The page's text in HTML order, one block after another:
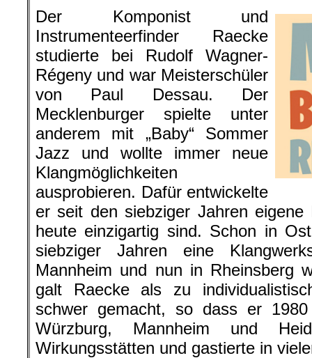
Der Komponist und
Instrumenteerfinder Raecke
studierte bei Rudolf Wagner-
Régeny und war Meisterschüler
von Paul Dessau. Der
Mecklenburger spielte unter
anderem mit „Baby“ Sommer
Jazz und wollte immer neue
Klangmöglichkeiten
ausprobieren. Dafür entwickelte
er seit den siebziger Jahren eigene
heute einzigartig sind. Schon in
siebziger Jahren eine
Mannheim und nun in Rheinsberg
galt Raecke als zu
schwer gemacht, so dass er
Würzburg, Mannheim und
Wirkungsstätten und gastierte in